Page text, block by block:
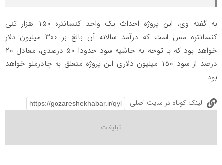
به گفته وی، این پروژه احداث یک واحد کنسانتره ۱۵۰ هزار تنی
کنسانتره مس است که درآمد سالانه آن بالغ بر ۳۰۰ میلیون دلار
خواهد بود که با توجه به حاشیه سود حدودا ۵۰ درصدی، معادل ۲۰
درصد از سود ۱۵۰ میلیون دلاری این پروژه متعلق به چادرملو خواهد
بود.
لینک کوتاه در سایت اصلی